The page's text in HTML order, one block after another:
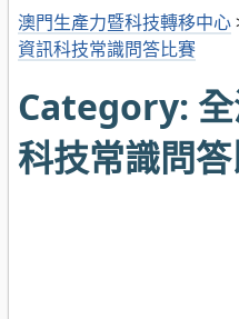
澳門生產力暨科技轉移中心
資訊科技常識問答比賽
Category:
科技常識問